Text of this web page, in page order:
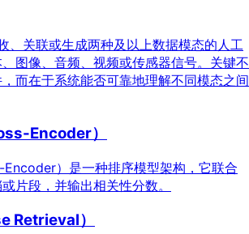
、关联或生成两种及以上数据模态的人工
图像、音频、视频或传感器信号。关键不
而在于系统能否可靠地理解不同模态之间
Encoder）
）是一种排序模型架构，它联合
片段，并输出相关性分数。
Retrieval）